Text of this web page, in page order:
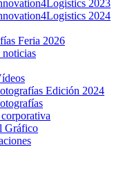
2023
2024
Feria 2026
Edición 2024
Gráfico